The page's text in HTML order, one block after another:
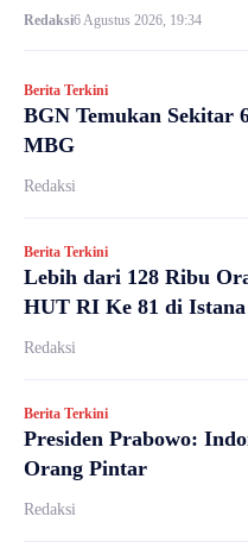
Redaksi6 Agustus 2026, 19:34
Berita Terkini
BGN Temukan Sekitar
MBG
Redaksi
Berita Terkini
Lebih dari 128 Ribu
HUT RI Ke 81 di Istana
Redaksi
Berita Terkini
Presiden Prabowo:
Orang Pintar
Redaksi